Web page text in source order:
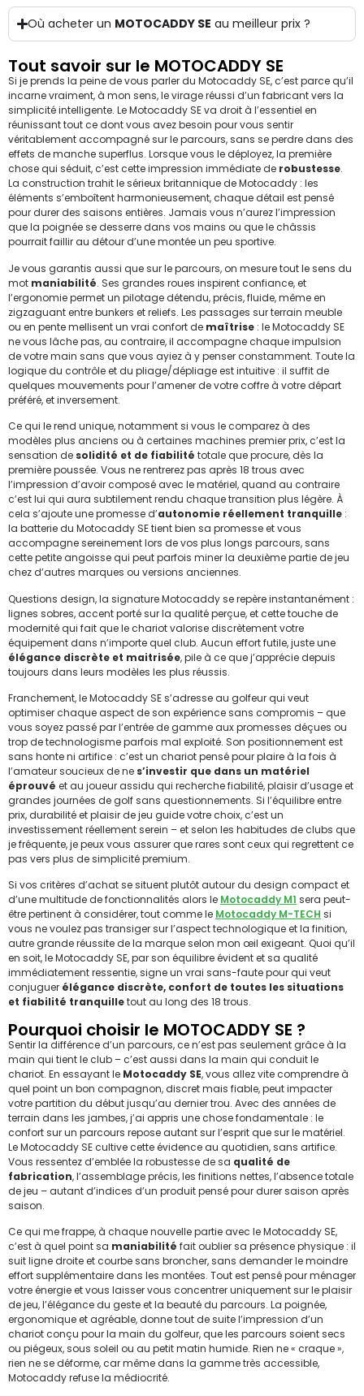
Où acheter un MOTOCADDY SE au meilleur prix ?
Tout savoir sur le MOTOCADDY SE
Si je prends la peine de vous parler du Motocaddy SE, c’est parce qu’il
incarne vraiment, à mon sens, le virage réussi d’un fabricant vers la
simplicité intelligente. Le Motocaddy SE va droit à l’essentiel en
réunissant tout ce dont vous avez besoin pour vous sentir
véritablement accompagné sur le parcours, sans se perdre dans des
effets de manche superflus. Lorsque vous le déployez, la première
chose qui séduit, c’est cette impression immédiate de robustesse.
La construction trahit le sérieux britannique de Motocaddy : les
éléments s’emboîtent harmonieusement, chaque détail est pensé
pour durer des saisons entières. Jamais vous n’aurez l’impression
que la poignée se desserre dans vos mains ou que le châssis
pourrait faillir au détour d’une montée un peu sportive.
Je vous garantis aussi que sur le parcours, on mesure tout le sens du
mot maniabilité. Ses grandes roues inspirent confiance, et
l’ergonomie permet un pilotage détendu, précis, fluide, même en
zigzaguant entre bunkers et reliefs. Les passages sur terrain meuble
ou en pente mellisent un vrai confort de maîtrise : le Motocaddy SE
ne vous lâche pas, au contraire, il accompagne chaque impulsion
de votre main sans que vous ayiez à y penser constamment. Toute la
logique du contrôle et du pliage/dépliage est intuitive : il suffit de
quelques mouvements pour l’amener de votre coffre à votre départ
préféré, et inversement.
Ce qui le rend unique, notamment si vous le comparez à des
modèles plus anciens ou à certaines machines premier prix, c’est la
sensation de solidité et de fiabilité totale que procure, dès la
première poussée. Vous ne rentrerez pas après 18 trous avec
l’impression d’avoir composé avec le matériel, quand au contraire
c’est lui qui aura subtilement rendu chaque transition plus légère. À
cela s’ajoute une promesse d’autonomie réellement tranquille :
la batterie du Motocaddy SE tient bien sa promesse et vous
accompagne sereinement lors de vos plus longs parcours, sans
cette petite angoisse qui peut parfois miner la deuxième partie de jeu
chez d’autres marques ou versions anciennes.
Questions design, la signature Motocaddy se repère instantanément :
lignes sobres, accent porté sur la qualité perçue, et cette touche de
modernité qui fait que le chariot valorise discrètement votre
équipement dans n’importe quel club. Aucun effort futile, juste une
élégance discrète et maitrisée, pile à ce que j’apprécie depuis
toujours dans leurs modèles les plus réussis.
Franchement, le Motocaddy SE s’adresse au golfeur qui veut
optimiser chaque aspect de son expérience sans compromis – que
vous soyez passé par l’entrée de gamme aux promesses déçues ou
trop de technologisme parfois mal exploité. Son positionnement est
sans honte ni artifice : c’est un chariot pensé pour plaire à la fois à
l’amateur soucieux de ne s’investir que dans un matériel
éprouvé et au joueur assidu qui recherche fiabilité, plaisir d’usage et
grandes journées de golf sans questionnements. Si l’équilibre entre
prix, durabilité et plaisir de jeu guide votre choix, c’est un
investissement réellement serein – et selon les habitudes de clubs que
je fréquente, je peux vous assurer que rares sont ceux qui regrettent ce
pas vers plus de simplicité premium.
Si vos critères d’achat se situent plutôt autour du design compact et
d’une multitude de fonctionnalités alors le Motocaddy M1 sera peut-
être pertinent à considérer, tout comme le Motocaddy M-TECH si
vous ne voulez pas transiger sur l’aspect technologique et la finition,
autre grande réussite de la marque selon mon œil exigeant. Quoi qu’il
en soit, le Motocaddy SE, par son équilibre évident et sa qualité
immédiatement ressentie, signe un vrai sans-faute pour qui veut
conjuguer élégance discrète, confort de toutes les situations
et fiabilité tranquilletout au long des 18 trous.
Pourquoi choisir le MOTOCADDY SE ?
Sentir la différence d’un parcours, ce n’est pas seulement grâce à la
main qui tient le club – c’est aussi dans la main qui conduit le
chariot. En essayant le Motocaddy SE, vous allez vite comprendre à
quel point un bon compagnon, discret mais fiable, peut impacter
votre partition du début jusqu’au dernier trou. Avec des années de
terrain dans les jambes, j’ai appris une chose fondamentale : le
confort sur un parcours repose autant sur l’esprit que sur le matériel.
Le Motocaddy SE cultive cette évidence au quotidien, sans artifice.
Vous ressentez d’emblée la robustesse de sa qualité de
fabrication, l’assemblage précis, les finitions nettes, l’absence totale
de jeu – autant d’indices d’un produit pensé pour durer saison après
saison.
Ce qui me frappe, à chaque nouvelle partie avec le Motocaddy SE,
c’est à quel point sa maniabilité fait oublier sa présence physique : il
suit ligne droite et courbe sans broncher, sans demander le moindre
effort supplémentaire dans les montées. Tout est pensé pour ménager
votre énergie et vous laisser vous concentrer uniquement sur le plaisir
de jeu, l’élégance du geste et la beauté du parcours. La poignée,
ergonomique et agréable, donne tout de suite l’impression d’un
chariot conçu pour la main du golfeur, que les parcours soient secs
ou piégeux, sous soleil ou au petit matin humide. Rien ne « craque »,
rien ne se déforme, car même dans la gamme très accessible,
Motocaddy refuse la médiocrité.